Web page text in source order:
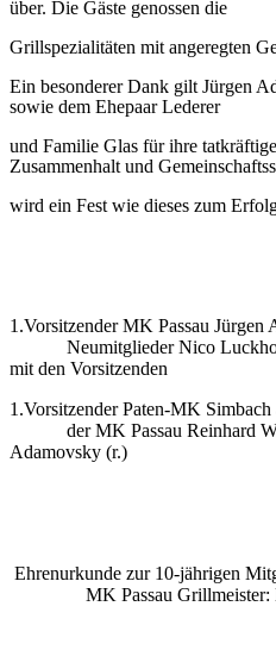
über. Die Gäste genossen die
Grillspezialitäten mit angeregten
Ein besonderer Dank gilt Jürgen
sowie dem Ehepaar Lederer
und Familie Glas für ihre
Zusammenhalt und
wird ein Fest wie dieses zum
1.Vorsitzender MK Passau
Neumitglieder Nico Luckhof
mit den Vorsitzenden
1.Vorsitzender Paten-MK
der MK Passau Reinhard
Adamovsky (r.)
Ehrenurkunde zur 10-
MK Passau Grillmeister: